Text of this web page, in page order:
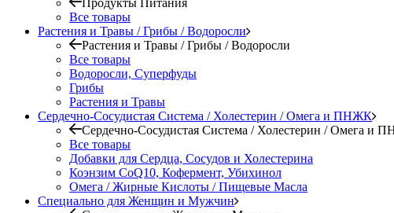
Продукты Питания
Все товары
Растения и Травы / Грибы / Водоросли
Растения и Травы / Грибы / Водоросли
Все товары
Водоросли, Суперфуды
Грибы
Растения и Травы
Сердечно-Сосудистая Система / Холестерин / Омега и ПНЖК
Сердечно-Сосудистая Система / Холестерин / Омега и
Все товары
Добавки для Сердца, Сосудов и Холестерина
Коэнзим CoQ10, Кофермент, Убихинол
Омега / Жирные Кислоты / Пищевые Масла
Специально для Женщин и Мужчин